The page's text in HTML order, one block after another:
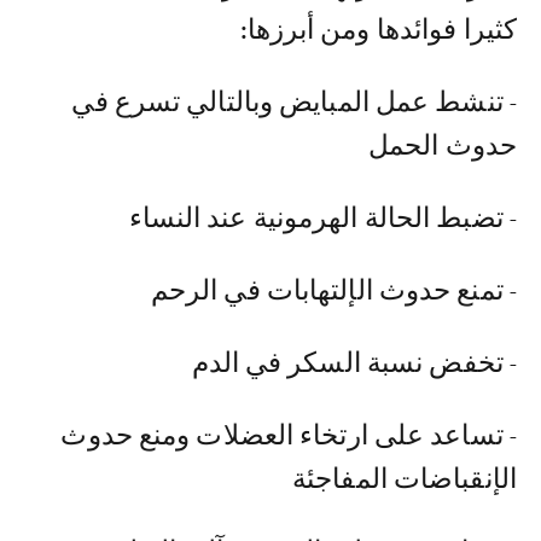
كثيرا فوائدها ومن أبرزها:
- تنشط عمل المبايض وبالتالي تسرع في
حدوث الحمل
- تضبط الحالة الهرمونية عند النساء
- تمنع حدوث الإلتهابات في الرحم
- تخفض نسبة السكر في الدم
- تساعد على ارتخاء العضلات ومنع حدوث
الإنقباضات المفاجئة